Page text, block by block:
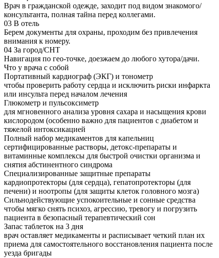
Врач в гражданской одежде, заходит под видом знакомого/
консультанта, полная тайна перед коллегами.
03 В отель
Берем документы для охраны, проходим без привлечения
внимания к номеру.
04 За город/СНТ
Навигация по гео-точке, доезжаем до любого хутора/дачи.
Что у врача с собой
Портативный кардиограф (ЭКГ) и тонометр
чтобы проверить работу сердца и исключить риски инфаркта
или инсульта перед началом лечения
Глюкометр и пульсоксиметр
для мгновенного анализа уровня сахара и насыщения крови
кислородом (особенно важно для пациентов с диабетом и
тяжелой интоксикацией
Полный набор медикаментов для капельниц
сертифицированные растворы, детокс-препараты и
витаминные комплексы для быстрой очистки организма и
снятия абстинентного синдрома
Специализированные защитные препараты
кардиопротекторы (для сердца), гепатопротекторы (для
печени) и ноотропы (для защиты клеток головного мозга)
Сильнодействующие успокоительные и сонные средства
чтобы мягко снять психоз, агрессию, тревогу и погрузить
пациента в безопасный терапевтический сон
Запас таблеток на 3 дня
врач оставляет медикаменты и расписывает четкий план их
приема для самостоятельного восстановления пациента после
уезда бригады